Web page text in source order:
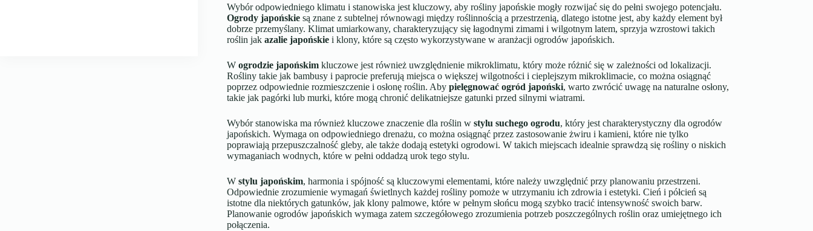
Wybór odpowiedniego klimatu i stanowiska jest kluczowy, aby rośliny japońskie mogły rozwijać się do pełni swojego potencjału.
Ogrody japońskiesą znane z subtelnej równowagi między roślinnością a przestrzenią, dlatego istotne jest, aby każdy element był
dobrze przemyślany. Klimat umiarkowany, charakteryzujący się łagodnymi zimami i wilgotnym latem, sprzyja wzrostowi takich
roślin jak azalie japońskiei klony, które są często wykorzystywane w aranżacji ogrodów japońskich.
W ogrodzie japońskimkluczowe jest również uwzględnienie mikroklimatu, który może różnić się w zależności od lokalizacji.
Rośliny takie jak bambusy i paprocie preferują miejsca o większej wilgotności i cieplejszym mikroklimacie, co można osiągnąć
poprzez odpowiednie rozmieszczenie i osłonę roślin. Aby pielęgnować ogród japoński, warto zwrócić uwagę na naturalne osłony,
takie jak pagórki lub murki, które mogą chronić delikatniejsze gatunki przed silnymi wiatrami.
Wybór stanowiska ma również kluczowe znaczenie dla roślin w stylu suchego ogrodu, który jest charakterystyczny dla ogrodów
japońskich. Wymaga on odpowiedniego drenażu, co można osiągnąć przez zastosowanie żwiru i kamieni, które nie tylko
poprawiają przepuszczalność gleby, ale także dodają estetyki ogrodowi. W takich miejscach idealnie sprawdzą się rośliny o niskich
wymaganiach wodnych, które w pełni oddadzą urok tego stylu.
W stylu japońskim, harmonia i spójność są kluczowymi elementami, które należy uwzględnić przy planowaniu przestrzeni.
Odpowiednie zrozumienie wymagań świetlnych każdej rośliny pomoże w utrzymaniu ich zdrowia i estetyki. Cień i półcień są
istotne dla niektórych gatunków, jak klony palmowe, które w pełnym słońcu mogą szybko tracić intensywność swoich barw.
Planowanie ogrodów japońskich wymaga zatem szczegółowego zrozumienia potrzeb poszczególnych roślin oraz umiejętnego ich
połączenia.